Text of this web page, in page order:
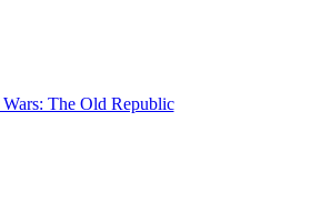
Wars: The Old Republic